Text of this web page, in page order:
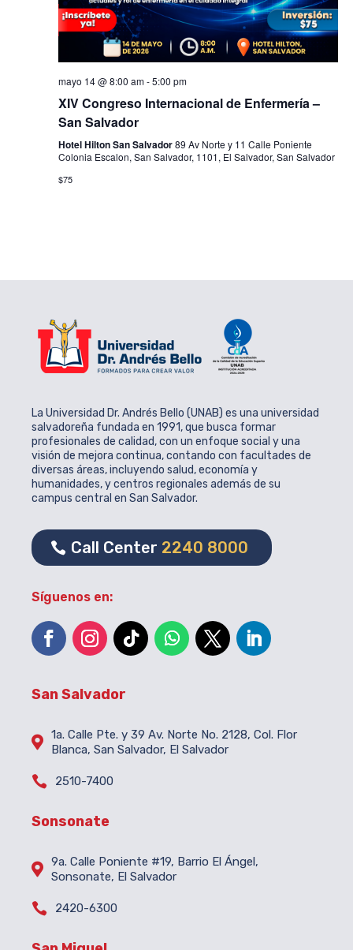
mayo 14 @ 8:00 am-5:00 pm
XIV Congreso Internacional de Enfermería –
San Salvador
Hotel Hilton San Salvador89 Av Norte y 11 Calle Poniente
Colonia Escalon, San Salvador, 1101, El Salvador, San Salvador
$75
La Universidad Dr. Andrés Bello (UNAB) es una universidad
salvadoreña fundada en 1991, que busca formar
profesionales de calidad, con un enfoque social y una
visión de mejora continua, contando con facultades de
diversas áreas, incluyendo salud, economía y
humanidades, y centros regionales además de su
campus central en San Salvador.
Call Center 2240 8000
Síguenos en:
San Salvador
 1a. Calle Pte. y 39 Av. Norte No. 2128, Col. Flor
Blanca, San Salvador, El Salvador
 2510-7400
Sonsonate
 9a. Calle Poniente #19, Barrio El Ángel,
Sonsonate, El Salvador
 2420-6300